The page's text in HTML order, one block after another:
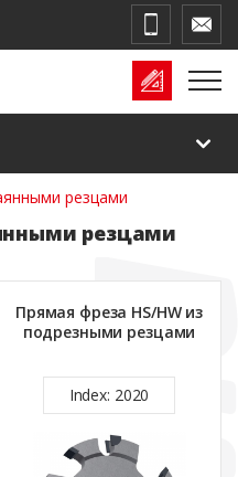
резцами
резцами
Прямая фреза HS/HW из
подрезными резцами
Index: 2020